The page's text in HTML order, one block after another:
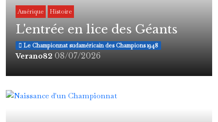
Amérique Histoire
L'entrée en lice des Géants
Le Championnat sudaméricain des Champions 1948
Verano82 08/07/2026